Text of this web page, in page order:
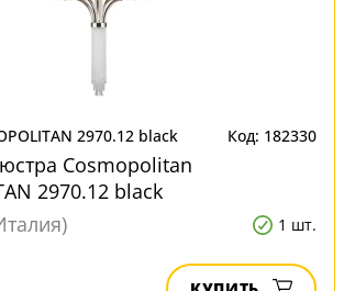
2970.12 black Код: 182330
Cosmopolitan
2970.12 black
1 шт.